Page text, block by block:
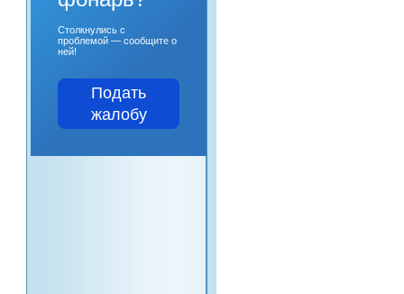
Столкнулись с
проблемой — сообщите о
ней!
Подать
жалобу